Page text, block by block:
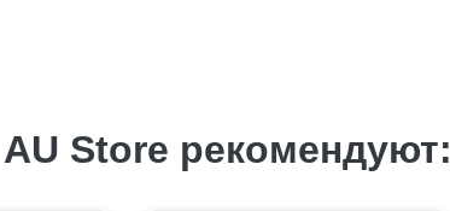
Store рекомендуют: